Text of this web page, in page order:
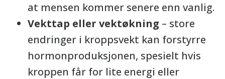
at mensen kommer senere enn vanlig.
Vekttap eller vektøkning – store
endringer i kroppsvekt kan forstyrre
hormonproduksjonen, spesielt hvis
kroppen får for lite energi eller